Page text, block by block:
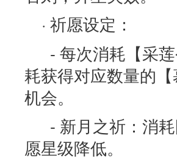
· 祈愿设定：
- 每次消耗【采
耗获得对应数量的
机会。
- 新月之祈：消
愿星级降低。